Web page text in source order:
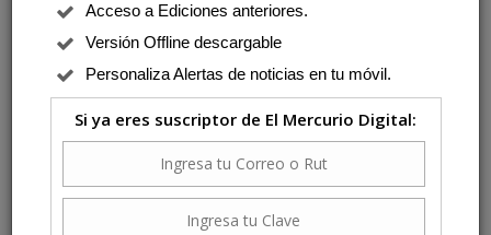
Acceso a Ediciones anteriores.
Versión Offline descargable
Personaliza Alertas de noticias en tu móvil.
Si ya eres suscriptor de El Mercurio Digital: